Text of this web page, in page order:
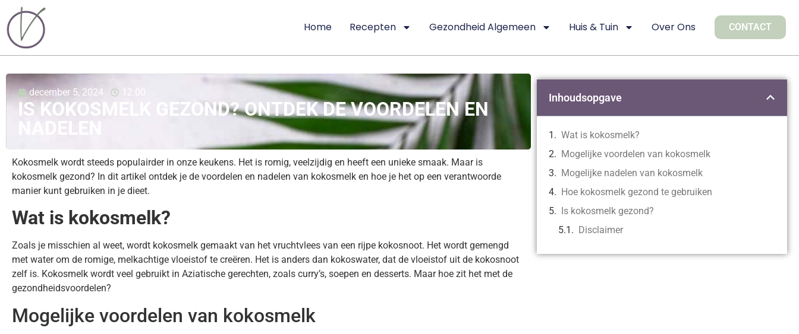
Home Recepten Gezondheid Algemeen Huis & Tuin Over Ons CONTACT
december 5, 2024 12:00
IS KOKOSMELK GEZOND? ONTDEK DE VOORDELEN EN
NADELEN
Kokosmelk wordt steeds populairder in onze keukens. Het is romig, veelzijdig en heeft een unieke smaak. Maar is
kokosmelk gezond? In dit artikel ontdek je de voordelen en nadelen van kokosmelk en hoe je het op een verantwoorde
manier kunt gebruiken in je dieet.
Wat is kokosmelk?
Zoals je misschien al weet, wordt kokosmelk gemaakt van het vruchtvlees van een rijpe kokosnoot. Het wordt gemengd
met water om de romige, melkachtige vloeistof te creëren. Het is anders dan kokoswater, dat de vloeistof uit de kokosnoot
zelf is. Kokosmelk wordt veel gebruikt in Aziatische gerechten, zoals curry’s, soepen en desserts. Maar hoe zit het met de
gezondheidsvoordelen?
Mogelijke voordelen van kokosmelk
Inhoudsopgave
Wat is kokosmelk?
Mogelijke voordelen van kokosmelk
Mogelijke nadelen van kokosmelk
Hoe kokosmelk gezond te gebruiken
Is kokosmelk gezond?
Disclaimer